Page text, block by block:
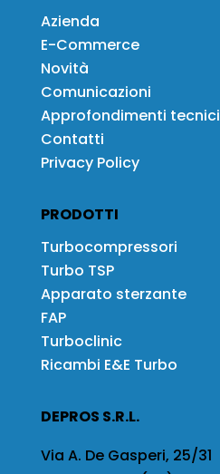
Azienda
E-Commerce
Novità
Comunicazioni
Approfondimenti tecnici
Contatti
Privacy Policy
PRODOTTI
Turbocompressori
Turbo TSP
Apparato sterzante
FAP
Turboclinic
Ricambi E&E Turbo
DEPROS S.R.L.
Via A. De Gasperi, 25/31